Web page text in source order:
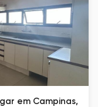
em Campinas,